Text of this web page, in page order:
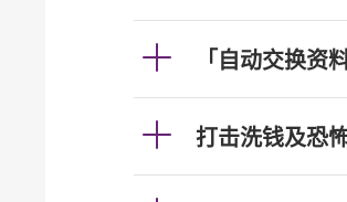
「自动交换资
打击洗钱及恐